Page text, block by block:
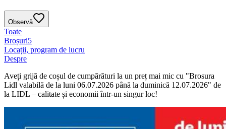
Observă
Toate
Broșuri5
Locații, program de lucru
Despre
Aveți grijă de coșul de cumpărături la un preț mai mic cu "Brosura
Lidl valabilă de la luni 06.07.2026 până la duminică 12.07.2026" de
la LIDL – calitate și economii într-un singur loc!